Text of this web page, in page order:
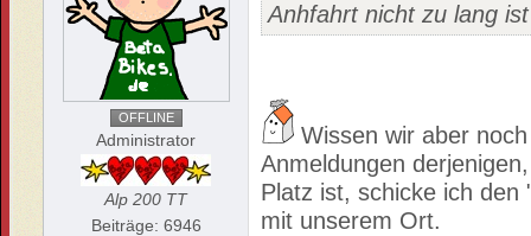
OFFLINE
Administrator
Alp 200 TT
Beiträge: 6946
Anhfahrt nicht zu lang
Wissen wir aber
Anmeldungen
Platz ist, schicke ich den
mit unserem Ort.